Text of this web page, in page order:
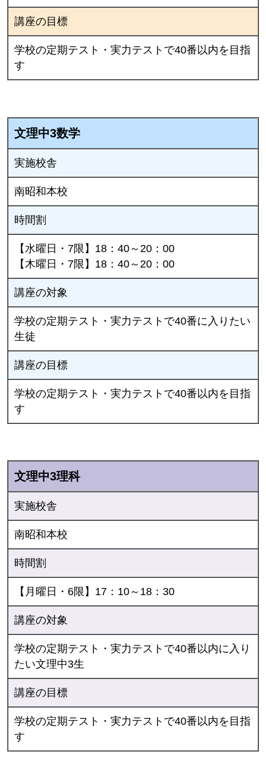
講座の目標
学校の定期テスト・実力テストで40番以内を目指
す
文理中3数学
実施校舎
南昭和本校
時間割
【水曜日・7限】18：40～20：00
【木曜日・7限】18：40～20：00
講座の対象
学校の定期テスト・実力テストで40番に入りたい
生徒
講座の目標
学校の定期テスト・実力テストで40番以内を目指
す
文理中3理科
実施校舎
南昭和本校
時間割
【月曜日・6限】17：10～18：30
講座の対象
学校の定期テスト・実力テストで40番以内に入り
たい文理中3生
講座の目標
学校の定期テスト・実力テストで40番以内を目指
す